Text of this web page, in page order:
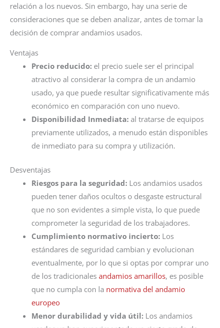
relación a los nuevos. Sin embargo, hay una serie de
consideraciones que se deben analizar, antes de tomar la
decisión de comprar andamios usados.
Ventajas
Precio reducido:el precio suele ser el principal
atractivo al considerar la compra de un andamio
usado, ya que puede resultar significativamente más
económico en comparación con uno nuevo.
Disponibilidad Inmediata:al tratarse de equipos
previamente utilizados, a menudo están disponibles
de inmediato para su compra y utilización.
Desventajas
Riesgos para la seguridad:Los andamios usados
pueden tener daños ocultos o desgaste estructural
que no son evidentes a simple vista, lo que puede
comprometer la seguridad de los trabajadores.
Cumplimiento normativo incierto:Los
estándares de seguridad cambian y evolucionan
eventualmente, por lo que si optas por comprar uno
de los tradicionales andamios amarillos, es posible
que no cumpla con la normativa del andamio
europeo
Menor durabilidad y vida útil:Los andamios